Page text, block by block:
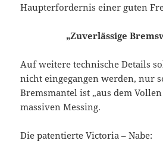
Haupterfordernis einer guten
„Zuverlässige
Auf weitere technische Details
nicht eingegangen werden, nur
Bremsmantel ist „aus dem Vollen
massiven Messing.
Die patentierte Victoria – Nabe: